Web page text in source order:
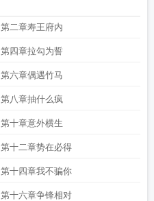
第二章寿王府内
第四章拉勾为誓
第六章偶遇竹马
第八章抽什么疯
第十章意外横生
第十二章势在必得
第十四章我不骗你
第十六章争锋相对